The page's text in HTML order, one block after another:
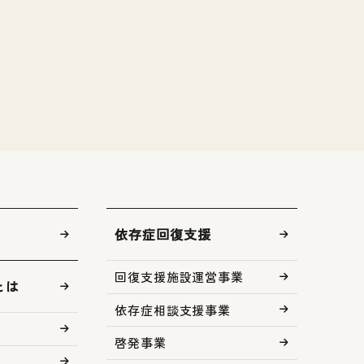
は
依存症回復支援
回復支援施設運営事業
依存症相談支援事業
啓発事業